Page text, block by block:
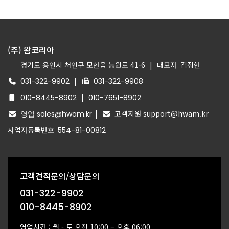
(주) 왐코리아
경기도 용인시 처인구 모현읍 능원로 41-6 | 대표자 김정현
031-322-9902 |
031-322-9908
010-8445-8902 | 010-7651-8902
영업 sales@hwam.kr |
고객지원 support@hwam.kr
사업자등록번호 554-81-00812
고객견적문의/상담문의
031-322-9902
010-8445-8902
영업시간 : 월 - 토 오전 10:00 – 오후 06:00